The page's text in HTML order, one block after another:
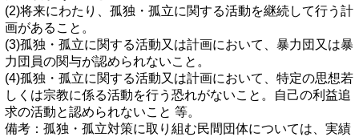
(2)将来にわたり、孤独・孤立に関する活動を継続して行う計
画があること。
(3)孤独・孤立に関する活動又は計画において、暴力団又は暴
力団員の関与が認められないこと。
(4)孤独・孤立に関する活動又は計画において、特定の思想若
しくは宗教に係る活動を行う恐れがないこと。自己の利益追
求の活動と認められないこと 等。
備考：孤独・孤立対策に取り組む民間団体については、実績